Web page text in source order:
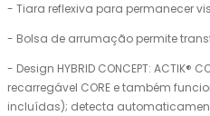
- Tiara reflexiva para permanecer
- Bolsa de arrumação permite
- Design HYBRID CONCEPT: ACTIK®
recarregável CORE e também
incluídas); detecta